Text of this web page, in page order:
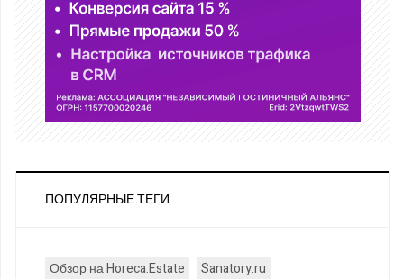
ПОПУЛЯРНЫЕ ТЕГИ
Обзор на Horeca.Estate
Sanatory.ru